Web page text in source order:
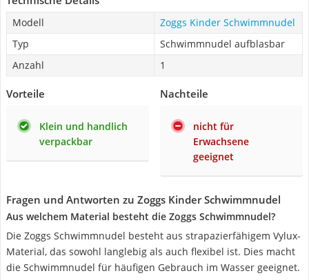
Modell
Zoggs Kinder Schwimmnudel
Typ
Schwimmnudel aufblasbar
Anzahl
1
Vorteile
Klein und handlich
verpackbar
Nachteile
nicht für
Erwachsene
geeignet
Fragen und Antworten zu Zoggs Kinder Schwimmnudel
Aus welchem Material besteht die Zoggs Schwimmnudel?
Die Zoggs Schwimmnudel besteht aus strapazierfähigem Vylux-
Material, das sowohl langlebig als auch flexibel ist. Dies macht
die Schwimmnudel für häufigen Gebrauch im Wasser geeignet.